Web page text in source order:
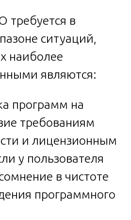
требуется в
ситуаций,
наиболее
являются:
программ на
требованиям
и лицензионным
у пользователя
в чистоте
программного